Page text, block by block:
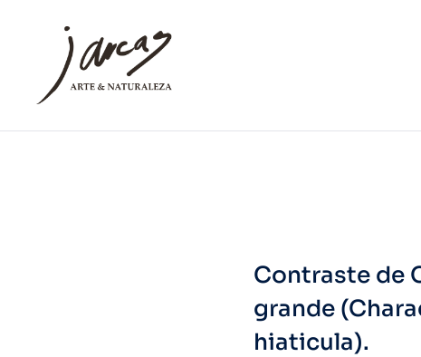
Contraste de
grande
hiaticula).